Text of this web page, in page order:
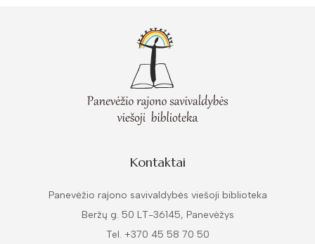
Kontaktai
Panevėžio rajono savivaldybės viešoji biblioteka
Beržų g. 50 LT-36145, Panevėžys
Tel. +370 45 58 70 50